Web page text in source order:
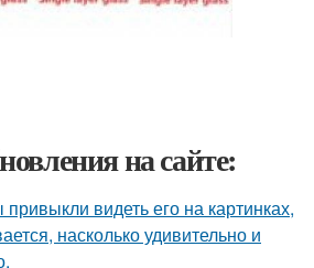
на сайте:
видеть его на картинках,
насколько удивительно и